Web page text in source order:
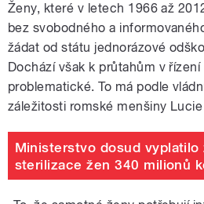
Ženy, které v letech 1966 až
bez svobodného a
žádat od státu jednorázové
Dochází však k průtahům v
problematické. To má podle
záležitosti romské menšiny
Ministerstvo dosud vyplatilo
sterilizace žen 340 milionů